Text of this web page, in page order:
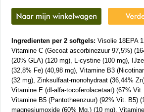
Ingredienten per 2 softgels: Visolie 18EPA
Vitamine C (Gecoat ascorbinezuur 97,5%)
(20% GLA) (120 mg), L-cystine (100 mg),
(32,8% Fe) (40,98 mg), Vitamine B3
(32 mg), Zinksulfaat-monohydraat (36,44%
Vitamine E (dl-alfa-tocoferolacetaat) (67%
Vitamine B5 (Pantotheenzuur) (92% Vit. B5)
magnesiumoxide (60% Mg.) (10 mg),